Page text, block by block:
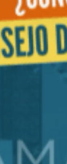
60 años de
Nacional del
la
compromiso
para la justa
Turísticos: 32
nueva ruta